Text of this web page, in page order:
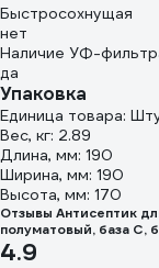
Быстросохнущая
нет
Наличие УФ-
да
Упаковка
Единица товара:
Вес, кг: 2.89
Длина, мм: 190
Ширина, мм: 190
Высота, мм: 170
Отзывы Антисептик
полуматовый, база C,
4.9